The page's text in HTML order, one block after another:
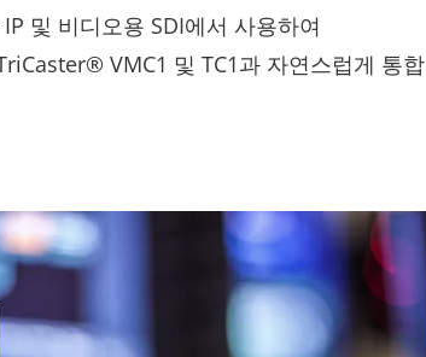
및 비디오용 SDI에서 사용하여
VMC1 및 TC1과 자연스럽게 통합